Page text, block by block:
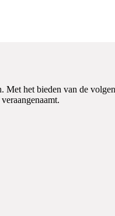
het bieden van de